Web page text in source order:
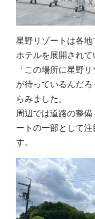
星野リゾートは各
ホテルを展開されて
「この場所に星野
が待っているんだろ
らみました。
周辺では道路の整
ートの一部として
す。